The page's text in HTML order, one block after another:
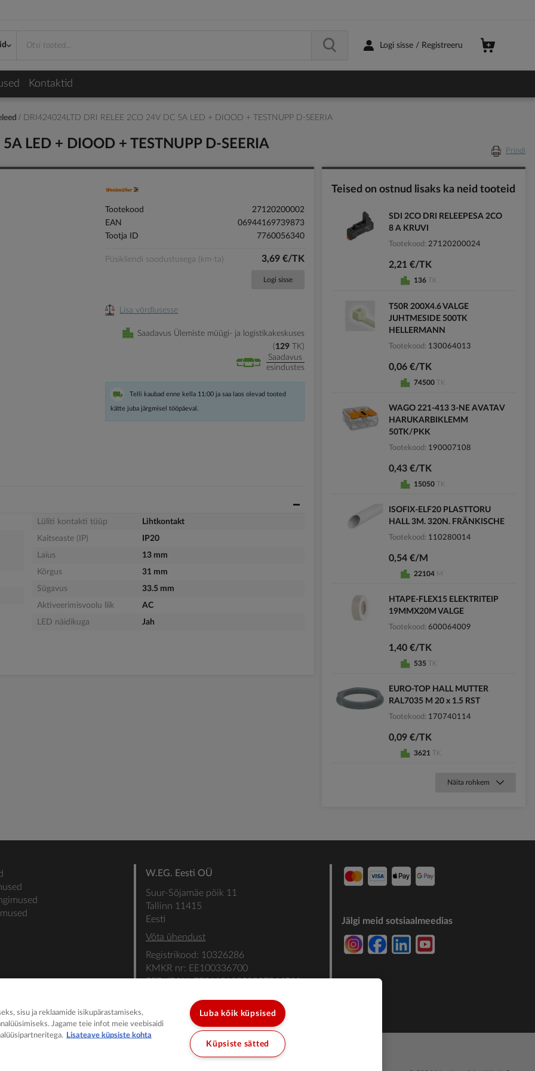
Logi sisse / Registreeru
Kontaktid
DRI424024LTD DRI RELEE 2CO 24V DC 5A LED + DIOOD + TESTNUPP D-SEERIA
LED + DIOOD + TESTNUPP D-SEERIA Prindi
Tootekood
27120200002
EAN
06944169739873
Tootja ID
7760056340
Püsikliendi soodustusega (km-ta) 3,69 €/TK
Logi sisse
Lisa võrdlusesse
Saadavus Ülemiste müügi- ja logistikakeskuses
129
TK
Saadavus
esindustes
Telli kaubad enne kella 11:00 ja saa laos olevad tooted
kätte juba järgmisel tööpäeval.
Lüliti kontakti tüüp
Lihtkontakt
Kaitseaste (IP)
IP20
Laius
13 mm
Kõrgus
31 mm
Sügavus
33.5 mm
Aktiveerimisvoolu liik
AC
LED näidikuga
Jah
Teised on ostnud lisaks ka neid tooteid
SDI 2CO DRI RELEEPESA 2CO
8 A KRUVI
Tootekood 27120200024
2,21 €/TK
136 TK
T50R 200X4.6 VALGE
JUHTMESIDE 500TK
HELLERMANN
Tootekood 130064013
0,06 €/TK
74500 TK
WAGO 221-413 3-NE AVATAV
HARUKARBIKLEMM
50TK/PKK
Tootekood 190007108
0,43 €/TK
15050 TK
ISOFIX-ELF20 PLASTTORU
HALL 3M. 320N. FRÄNKISCHE
Tootekood 110280014
0,54 €/M
22104 M
HTAPE-FLEX15 ELEKTRITEIP
19MMX20M VALGE
Tootekood 600064009
1,40 €/TK
535 TK
EURO-TOP HALL MUTTER
RAL7035 M 20 x 1.5 RST
Tootekood 170740114
0,09 €/TK
3621 TK
Näita rohkem
W.EG. Eesti OÜ
Suur-Sõjamäe põik 11
Tallinn 11415
Eesti
Võta ühendust
Registrikood: 10326286
KMKR nr: EE100336700
SEB: IBAN: EE311010220007244011
Jälgi meid sotsiaalmeedias
sisu ja reklaamide isikupärastamiseks,
Jagame teie infot meie veebisaidi
Lisateave küpsiste kohta
Luba kõik küpsised
Küpsiste sätted